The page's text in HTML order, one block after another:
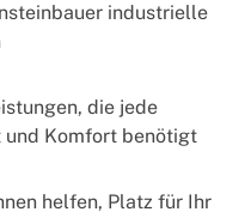
industrielle
die jede
Komfort benötigt
helfen, Platz für Ihr